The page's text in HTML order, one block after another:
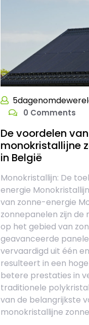
0 Comments
De voordelen van
monokristallijne
in België
Monokristallijn: De
energie
van zonne-energie
zonnepanelen zijn de
op het gebied van
geavanceerde
vervaardigd uit één
resulteert in een
betere prestaties in
traditionele
van de belangrijkste
monokristallijne